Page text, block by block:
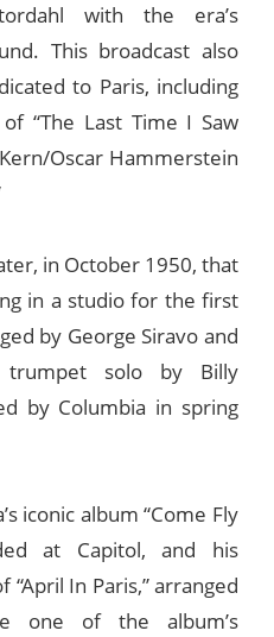
with the era’s
This broadcast also
to Paris, including
“The Last Time I Saw
Oscar Hammerstein
in October 1950, that
in a studio for the first
by George Siravo and
solo by Billy
by Columbia in spring
iconic album “Come Fly
at Capitol, and his
In Paris,” arranged
one of the album’s